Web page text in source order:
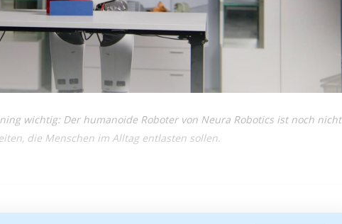
wichtig: Der humanoide Roboter von Neura Robotics ist noch nicht
die Menschen im Alltag entlasten sollen.